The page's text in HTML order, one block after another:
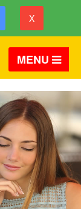
X
MENU